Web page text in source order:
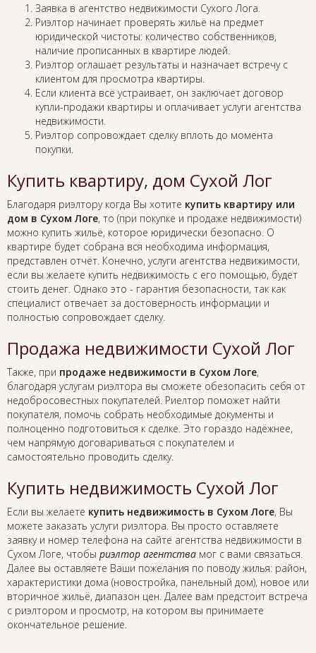
Заявка в агентство недвижимости Сухого Лога.
Риэлтор начинает проверять жильё на предмет
юридической чистоты: количество собственников,
наличие прописанных в квартире людей.
Риэлтор оглашает результаты и назначает встречу с
клиентом для просмотра квартиры.
Если клиента всё устраивает, он заключает договор
купли-продажи квартиры и оплачивает услуги агентства
недвижимости.
Риэлтор сопровождает сделку вплоть до момента
покупки.
Купить квартиру, дом Сухой Лог
Благодаря риэлтору когда Вы хотите купить квартиру или
дом в Сухом Логе, то (при покупке и продаже недвижимости)
можно купить жильё, которое юридически безопасно. О
квартире будет собрана вся необходима информация,
представлен отчёт. Конечно, услуги агентства недвижимости,
если вы желаете купить недвижимость с его помощью, будет
стоить денег. Однако это - гарантия безопасности, так как
специалист отвечает за достоверность информации и
полностью сопровождает сделку.
Продажа недвижимости Сухой Лог
Также, при продаже недвижимости в Сухом Логе,
благодаря услугам риэлтора вы сможете обезопасить себя от
недобросовестных покупателей. Риелтор поможет найти
покупателя, помочь собрать необходимые документы и
полноценно подготовиться к сделке. Это гораздо надёжнее,
чем напрямую договариваться с покупателем и
самостоятельно проводить сделку.
Купить недвижимость Сухой Лог
Если вы желаете купить недвижимость в Сухом Логе, Вы
можете заказать услуги риэлтора. Вы просто оставляете
заявку и номер телефона на сайте агентства недвижимости в
Сухом Логе, чтобы риэлтор агентства мог с вами связаться.
Далее вы оставляете Ваши пожелания по поводу жилья: район,
характеристики дома (новостройка, панельный дом), новое или
вторичное жильё, диапазон цен. Далее вам предстоит встреча
с риэлтором и просмотр, на котором вы принимаете
окончательное решение.